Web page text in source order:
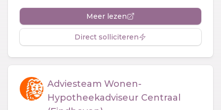
Meer lezen
Direct solliciteren
Adviesteam Wonen-
Hypotheekadviseur Centraal